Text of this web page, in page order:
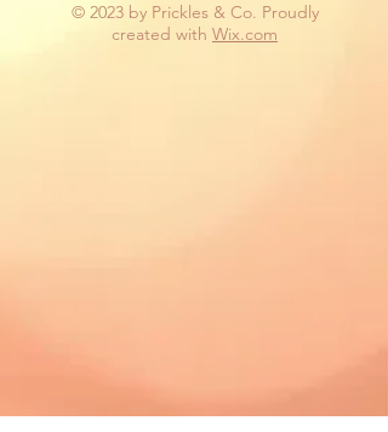
© 2023 by Prickles & Co. Proudly
created with Wix.com